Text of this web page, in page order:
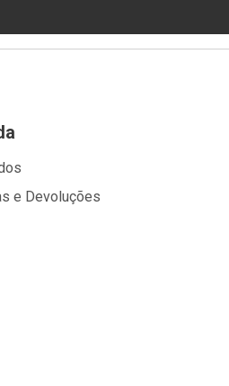
e Devoluções